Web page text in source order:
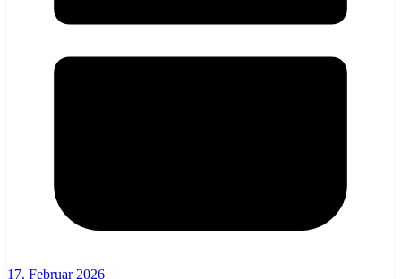
17. Februar 2026